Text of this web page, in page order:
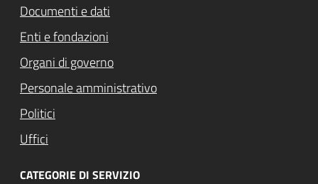
Documenti e dati
Enti e fondazioni
Organi di governo
Personale amministrativo
Politici
Uffici
CATEGORIE DI SERVIZIO